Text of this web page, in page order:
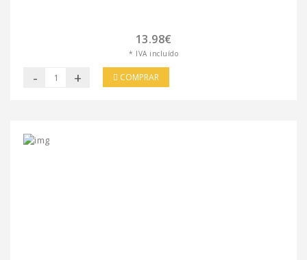
13.98€
* IVA incluído
- + COMPRAR